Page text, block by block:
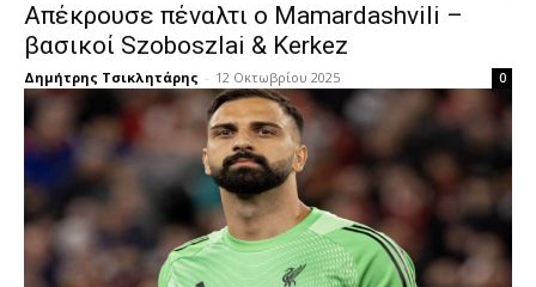
Απέκρουσε πέναλτι ο Mamardashvili –
βασικοί Szoboszlai & Kerkez
Δημήτρης Τσικλητάρης - 12 Οκτωβρίου 2025 0